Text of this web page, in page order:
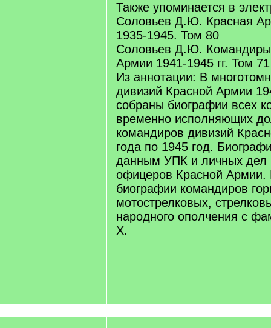
Также упоминается в
Соловьев Д.Ю. Красная
1935-1945. Том 80
Соловьев Д.Ю. Командиры
Армии 1941-1945 гг. Том 71
Из аннотации: В
дивизий Красной Армии
собраны биографии всех
временно исполняющих
командиров дивизий
года по 1945 год.
данным УПК и личных дел
офицеров Красной
биографии командиров
мотострелковых,
народного ополчения с
Х.